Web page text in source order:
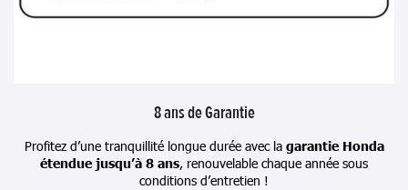
8 ans de Garantie
Profitez d’une tranquillité longue durée avec la garantie Honda
étendue jusqu’à 8 ans, renouvelable chaque année sous
conditions d’entretien !